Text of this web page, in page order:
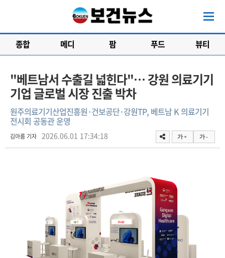
종합 메디 팜 푸드 뷰티
"베트남서 수출길 넓힌다"… 강원 의료기기
기업 글로벌 시장 진출 박차
원주의료기기산업진흥원·건보공단·강원TP, 베트남 K 의료기기
전시회 공동관 운영
김아름 기자 2026.06.01 17:34:18 가 + 가 -